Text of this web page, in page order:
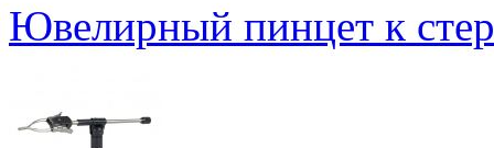
Ювелирный пинцет к